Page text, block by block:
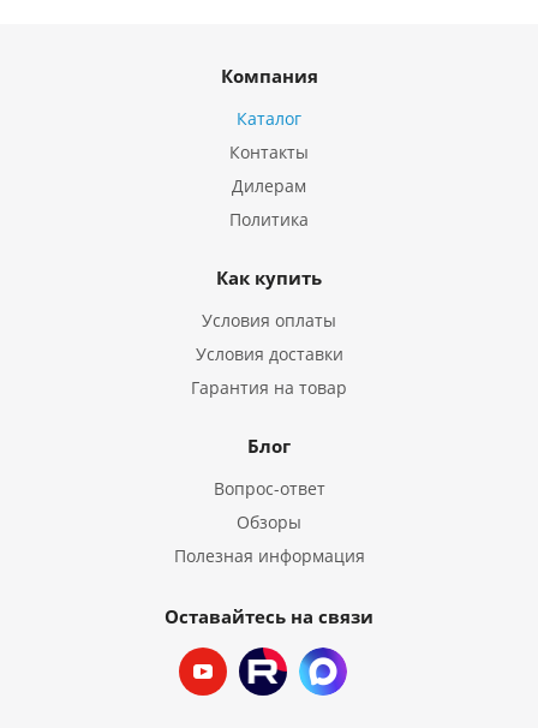
Компания
Каталог
Контакты
Дилерам
Политика
Как купить
Условия оплаты
Условия доставки
Гарантия на товар
Блог
Вопрос-ответ
Обзоры
Полезная информация
Оставайтесь на связи